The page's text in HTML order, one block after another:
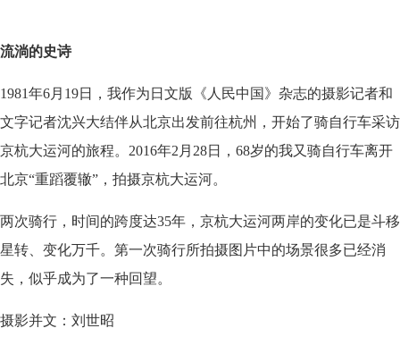
流淌的史诗
1981年6月19日，我作为日文版《人民中国》杂志的摄影记者和
文字记者沈兴大结伴从北京出发前往杭州，开始了骑自行车采访
京杭大运河的旅程。2016年2月28日，68岁的我又骑自行车离开
北京“重蹈覆辙”，拍摄京杭大运河。
两次骑行，时间的跨度达35年，京杭大运河两岸的变化已是斗移
星转、变化万千。第一次骑行所拍摄图片中的场景很多已经消
失，似乎成为了一种回望。
摄影并文： 刘世昭